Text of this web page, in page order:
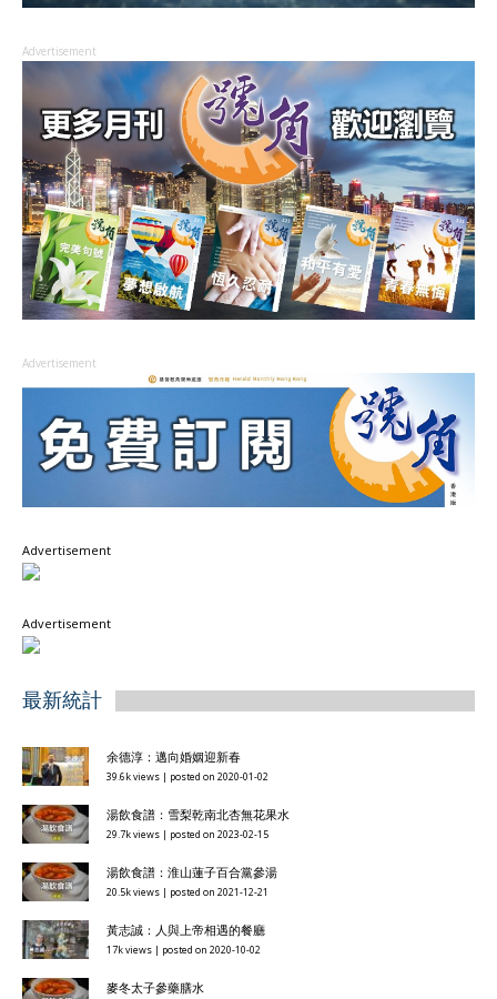
Advertisement
Advertisement
Advertisement
Advertisement
最新統計
余德淳：邁向婚姻迎新春
39.6k views | posted on 2020-01-02
湯飲食譜：雪梨乾南北杏無花果水
29.7k views | posted on 2023-02-15
湯飲食譜：淮山蓮子百合黨參湯
20.5k views | posted on 2021-12-21
黃志誠：人與上帝相遇的餐廳
17k views | posted on 2020-10-02
麥冬太子參藥膳水